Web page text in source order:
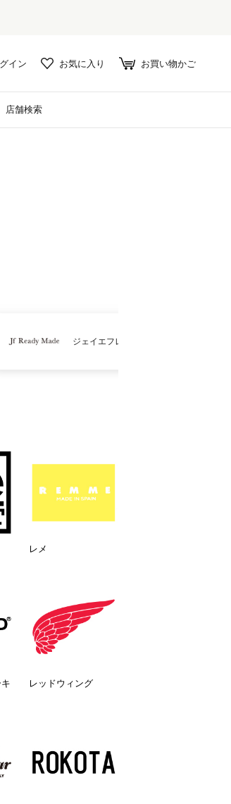
イン お気に入り お買い物かご
店舗検索
ジェイエフレディメイド
レメ
レッドウィング